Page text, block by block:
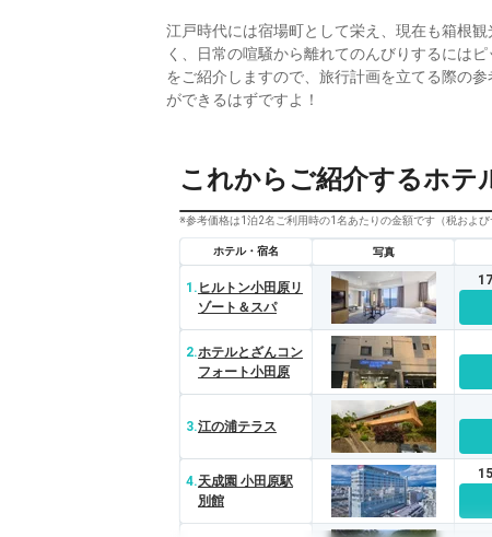
江戸時代には宿場町として栄え、現在も箱根
く、日常の喧騒から離れてのんびりするには
をご紹介しますので、旅行計画を立てる際の
ができるはずですよ！
これからご紹介するホテ
※参考価格は1泊2名ご利用時の1名あたりの金額です（税および
ホテル・宿名 写真
1. ヒルトン小田原リ
ゾート＆スパ
2.ホテルとざんコン
フォート小田原
3.江の浦テラス
4.天成園 小田原駅
別館